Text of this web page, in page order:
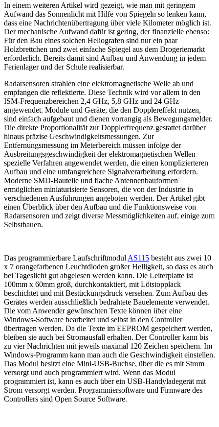
In einem weiteren Artikel wird gezeigt, wie man mit geringem
Aufwand das Sonnenlicht mit Hilfe von Spiegeln so lenken kann,
dass eine Nachrichtenübertragung über viele Kilometer möglich ist.
Der mechanische Aufwand dafür ist gering, der finanzielle ebenso:
Für den Bau eines solchen Heliografen sind nur ein paar
Holzbrettchen und zwei einfache Spiegel aus dem Drogeriemarkt
erforderlich. Bereits damit sind Aufbau und Anwendung in jedem
Ferienlager und der Schule realisierbar.
Radarsensoren strahlen eine elektromagnetische Welle ab und
empfangen die reflektierte. Diese Technik wird vor allem in den
ISM-Frequenzbereichen 2,4 GHz, 5,8 GHz und 24 GHz
angewendet. Module und Geräte, die den Dopplereffekt nutzen,
sind einfach aufgebaut und dienen vorrangig als Bewegungsmelder.
Die direkte Proportionalität zur Dopplerfrequenz gestattet darüber
hinaus präzise Geschwindigkeitsmessungen. Zur
Entfernungsmessung im Meterbereich müssen infolge der
Ausbreitungsgeschwindigkeit der elektromagnetischen Wellen
spezielle Verfahren angewendet werden, die einen komplizierteren
Aufbau und eine umfangreichere Signalverarbeitung erfordern.
Moderne SMD-Bauteile und flache Antennenbauformen
ermöglichen miniaturisierte Sensoren, die von der Industrie in
verschiedenen Ausführungen angeboten werden. Der Artikel gibt
einen Überblick über den Aufbau und die Funktionsweise von
Radarsensoren und zeigt diverse Messmöglichkeiten auf, einige zum
Selbstbauen.
Das programmierbare Laufschriftmodul AS115 besteht aus zwei 10
x 7 orangefarbenen Leuchtdioden großer Helligkeit, so dass es auch
bei Tageslicht gut abgelesen werden kann. Die Leiterplatte ist
100mm x 60mm groß, durchkontaktiert, mit Lötstopplack
beschichtet und mit Bestückungsdruck versehen. Zum Aufbau des
Gerätes werden ausschließlich bedrahtete Bauelemente verwendet.
Die vom Anwender gewünschten Texte können über eine
Windows-Software bearbeitet und selbst in den Controller
übertragen werden. Da die Texte im EEPROM gespeichert werden,
bleiben sie auch bei Stromausfall erhalten. Der Controller kann bis
zu vier Nachrichten mit jeweils maximal 120 Zeichen speichern. Im
Windows-Programm kann man auch die Geschwindigkeit einstellen.
Das Modul besitzt eine Mini-USB-Buchse, über die es mit Strom
versorgt und auch programmiert wird. Wenn das Modul
programmiert ist, kann es auch über ein USB-Handyladegerät mit
Strom versorgt werden. Programmiersoftware und Firmware des
Controllers sind Open Source Software.